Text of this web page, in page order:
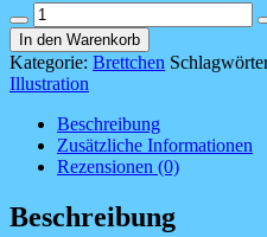
Brettchen
-
Friesenmuster
Menge
In den Warenkorb
Kategorie: Brettchen
Illustration
Beschreibung
Zusätzliche Informationen
Rezensionen (0)
Beschreibung